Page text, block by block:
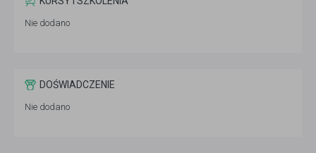
Nie dodano
DOŚWIADCZENIE
Nie dodano